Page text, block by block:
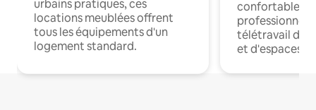
urbains pratiques, ces
locations meublées offrent
tous les équipements d'un
logement standard.
confortables
professionnels
télétravail
et d'espaces